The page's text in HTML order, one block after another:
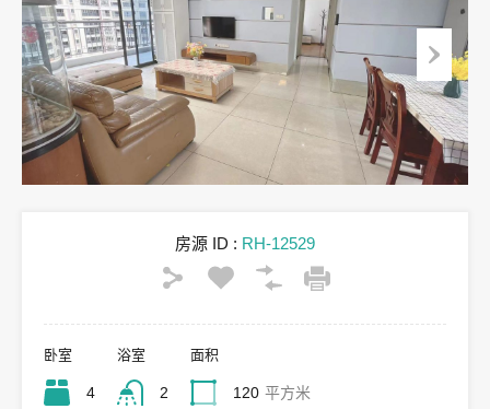
房源 ID : RH-12529
卧室
4
浴室
2
面积
120 平方米